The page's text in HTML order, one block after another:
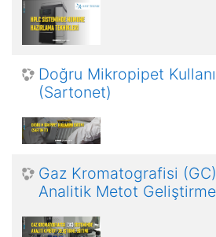
Doğru Mikropipet
(Sartonet)
Gaz Kromatografisi
Analitik Metot